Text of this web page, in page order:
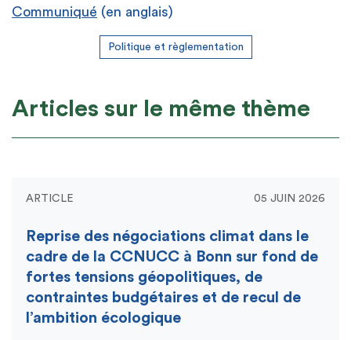
Communiqué (en anglais)
Politique et règlementation
Articles sur le même thème
ARTICLE 05 JUIN 2026
Reprise des négociations climat dans le
cadre de la CCNUCC à Bonn sur fond de
fortes tensions géopolitiques, de
contraintes budgétaires et de recul de
l’ambition écologique